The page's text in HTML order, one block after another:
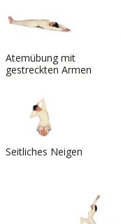
Atemübung mit
gestreckten Armen
Seitliches Neigen